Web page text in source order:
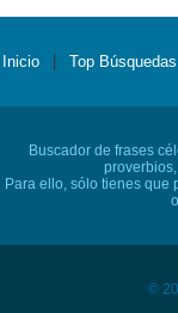
Inicio Top Búsquedas
Buscador de frases
Para ello, sólo tienes que
©